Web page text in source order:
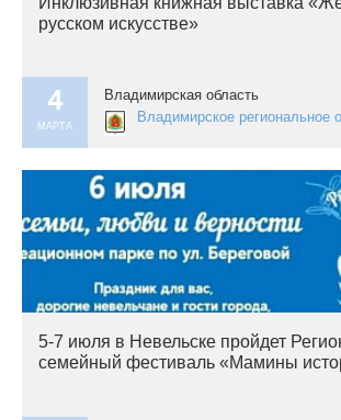
русском искусстве»
4
МАРТА
Владимирская область
Владимирское
5-7 июля в Невельске пройдет
семейный фестиваль «Мамины